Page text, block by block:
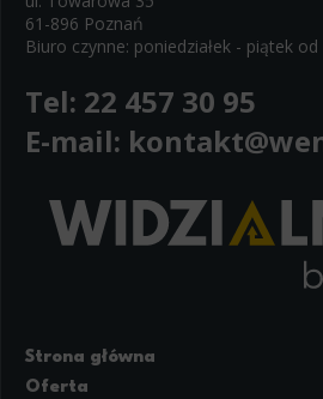
61-896 Poznań
Biuro czynne: poniedziałek - piątek
Tel: 22 457 30 95
E-mail:
Strona główna
Oferta